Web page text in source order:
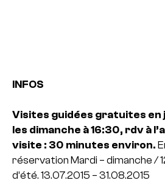
INFOS
Visites guidées gratuites en
les dimanche à 16:30, rdv à
visite : 30 minutes environ.
réservation Mardi – dimanche /
d’été. 13.07.2015 – 31.08.2015